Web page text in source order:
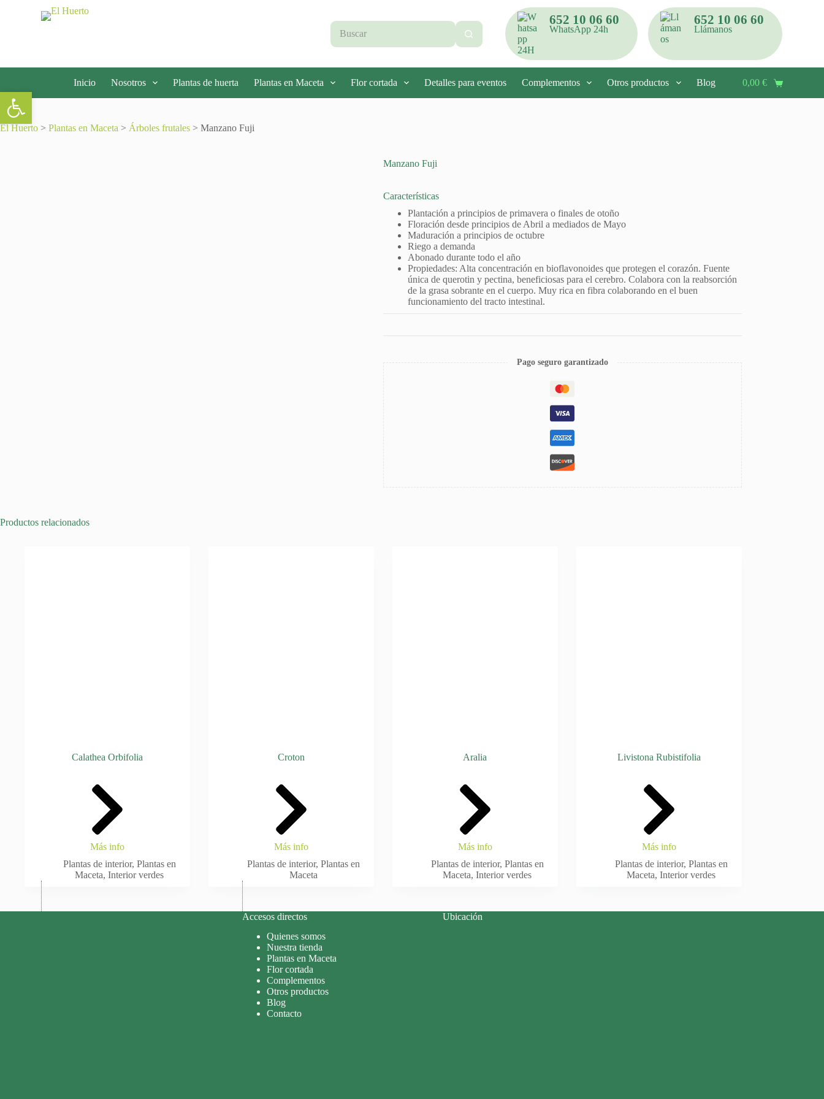
r
c
o
n
t
Sin
resultados
652 10 06 60
WhatsApp 24h
652 10 06 60
Llámanos
Inicio Nosotros Plantas de huerta Plantas en Maceta Flor cortada Detalles para eventos Complementos Otros productos Blog Contacto
Carro
de
0,00 €
El Huerto > Plantas en Maceta > Árboles frutales > Manzano Fuji
Manzano Fuji
Características
Plantación a principios de primavera o finales de otoño
Floración desde principios de Abril a mediados de Mayo
Maduración a principios de octubre
Riego a demanda
Abonado durante todo el año
Propiedades: Alta concentración en bioflavonoides que protegen el corazón. Fuente
única de querotin y pectina, beneficiosas para el cerebro. Colabora con la reabsorción
de la grasa sobrante en el cuerpo. Muy rica en fibra colaborando en el buen
funcionamiento del tracto intestinal.
Pago seguro garantizado
Productos relacionados
Calathea Orbifolia
Más info
Plantas de interior, Plantas en
Maceta,Interior verdes
Croton
Más info
Plantas de interior, Plantas en
Maceta
Aralia
Más info
Plantas de interior, Plantas en
Maceta,Interior verdes
Livistona Rubistifolia
Más info
Plantas de interior, Plantas en
Maceta,Interior verdes
Accesos directos
Quienes somos
Nuestra tienda
Plantas en Maceta
Flor cortada
Complementos
Otros productos
Blog
Contacto
Ubicación
Abrir barra de herramientas